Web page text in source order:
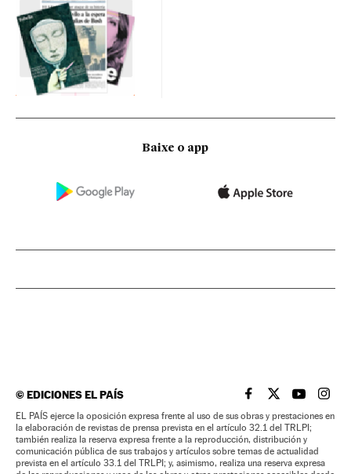
Baixe o app
©EDICIONES EL PAÍS EL PAÍS BRASIL EN
EL PAÍSEL PAÍS
EL
EL PAÍS ejerce la oposición expresa frente al uso de sus obras y prestaciones en
la elaboración de revistas de prensa prevista en el artículo 32.1 del TRLPI;
también realiza la reserva expresa frente a la reproducción, distribución y
comunicación pública de sus trabajos y artículos sobre temas de actualidad
prevista en el artículo 33.1 del TRLPI; y, asimismo, realiza una reserva expresa